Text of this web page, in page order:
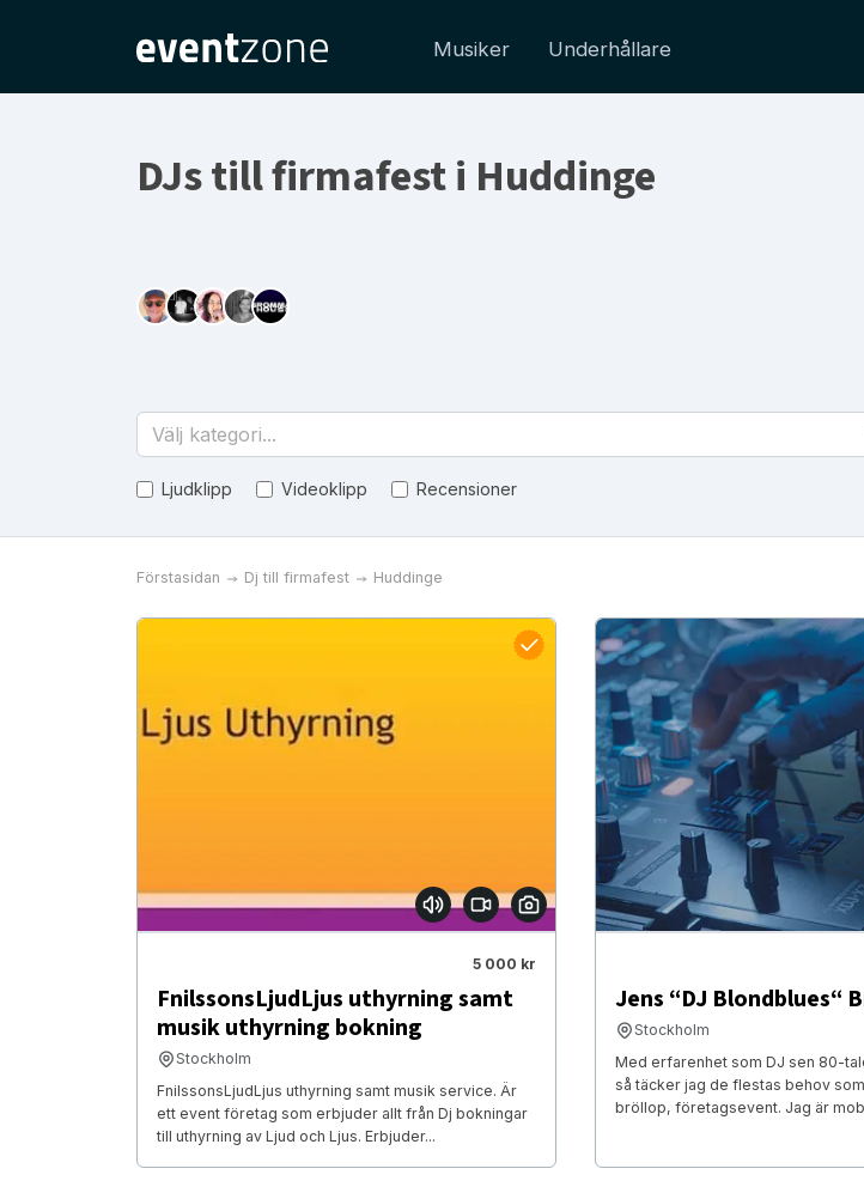
Musiker Underhållare
DJs till firmafest i Huddinge
Välj kategori...
Ljudklipp Videoklipp Recensioner
Förstasidan Dj till firmafest Huddinge
5 000 kr
FnilssonsLjudLjus uthyrning samt
musik uthyrning bokning
Stockholm
FnilssonsLjudLjus uthyrning samt musik service. Är
ett event företag som erbjuder allt från Dj bokningar
till uthyrning av Ljud och Ljus. Erbjuder...
Jens “DJ Blondblues“
Stockholm
Med erfarenhet som DJ sen 80-
så täcker jag de flestas behov
bröllop, företagsevent. Jag är